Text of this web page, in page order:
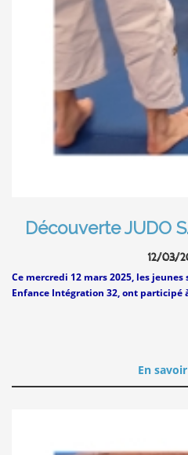
Découverte JUDO
12/03/
Ce mercredi 12 mars 2025, les
Enfance Intégration 32, ont participé
En